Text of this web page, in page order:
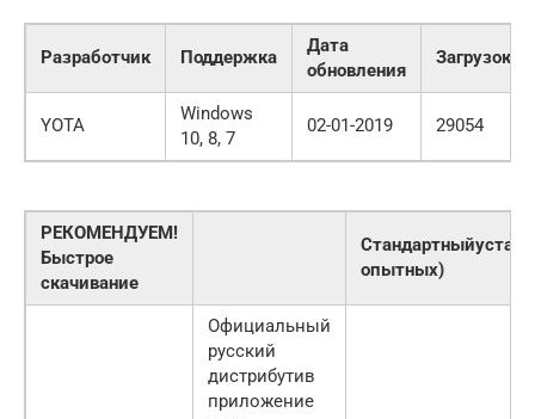
Разработчик Поддержка
Дата
обновления
Загрузок
YOTA
Windows
10, 8, 7
02-01-2019 29054
РЕКОМЕНДУЕМ!
Быстрое
скачивание
опытных)
Официальный
русский
дистрибутив
приложение